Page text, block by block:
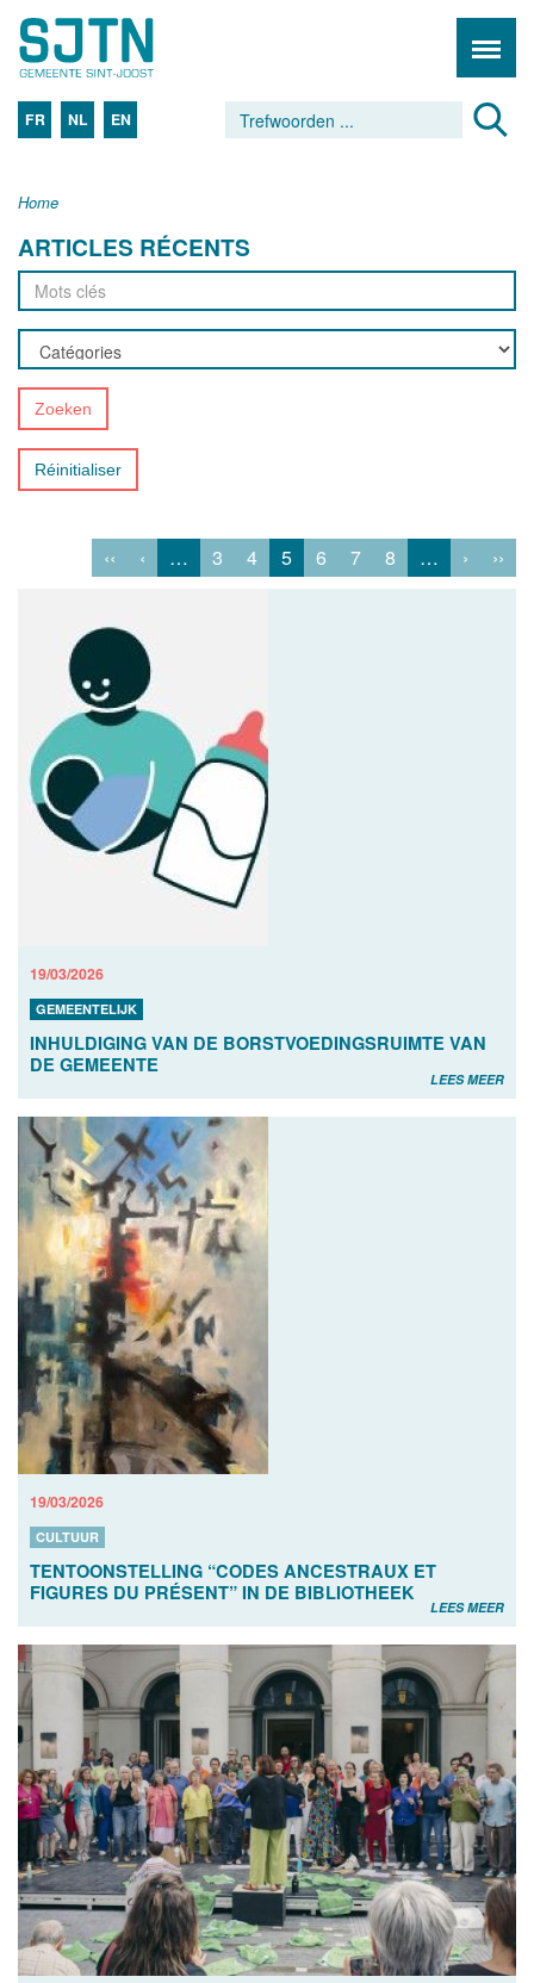
FR NL EN
Home
ARTICLES RÉCENTS
Zoeken
Réinitialiser
‹‹ ‹ … 3 4 5 6 7 8 … › ››
19/03/2026
GEMEENTELIJK
INHULDIGING VAN DE BORSTVOEDINGSRUIMTE VAN
DE GEMEENTE
LEES MEER
19/03/2026
CULTUUR
TENTOONSTELLING “CODES ANCESTRAUX ET
FIGURES DU PRÉSENT” IN DE BIBLIOTHEEK
LEES MEER